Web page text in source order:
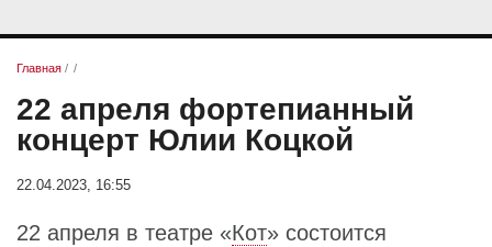
Главная / /
22 апреля фортепианный
концерт Юлии Коцкой
22.04.2023, 16:55
22 апреля в театре «Кот» состоится